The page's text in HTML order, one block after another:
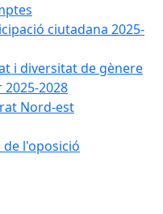
ciutadana 2025-
i diversitat de gènere
2028
Nord-est
l'oposició